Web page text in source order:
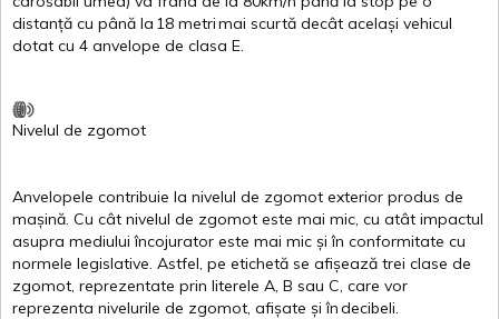
distanță cu până la 18 metrimai scurtă decât același vehicul
dotat cu 4 anvelope de clasa E.
Nivelul de zgomot
Anvelopele contribuie la nivelul de zgomot exterior produs de
mașină. Cu cât nivelul de zgomot este mai mic, cu atât impactul
asupra mediului încojurator este mai mic și în conformitate cu
normele legislative. Astfel, pe etichetă se afișează trei clase de
zgomot, reprezentate prin literele A, B sau C, care vor
reprezenta nivelurile de zgomot, afișate și îndecibeli.